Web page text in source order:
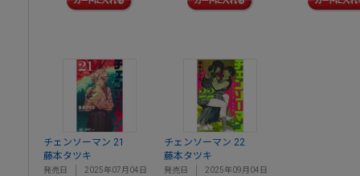
チェンソーマン 21
藤本タツキ
発売日
2025年07月04日
チェンソーマン 22
藤本タツキ
発売日
2025年09月04日